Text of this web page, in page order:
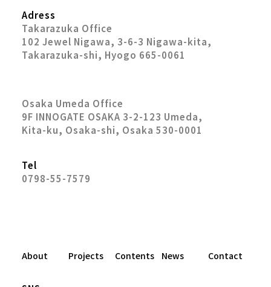
Adress
Takarazuka Office
102 Jewel Nigawa, 3-6-3 Nigawa-kita,
Takarazuka-shi, Hyogo 665-0061
Osaka Umeda Office
9F INNOGATE OSAKA 3-2-123 Umeda,
Kita-ku, Osaka-shi, Osaka 530-0001
Tel
0798-55-7579
About Projects Contents News Contact